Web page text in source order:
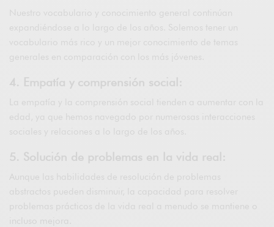
Nuestro vocabulario y conocimiento general continúan
expandiéndose a lo largo de los años. Solemos tener un
vocabulario más rico y un mejor conocimiento de temas
generales en comparación con los más jóvenes.
4. Empatía y comprensión social:
La empatía y la comprensión social tienden a aumentar con la
edad, ya que hemos navegado por numerosas interacciones
sociales y relaciones a lo largo de los años.
5. Solución de problemas en la vida real:
Aunque las habilidades de resolución de problemas
abstractos pueden disminuir, la capacidad para resolver
problemas prácticos de la vida real a menudo se mantiene o
incluso mejora.